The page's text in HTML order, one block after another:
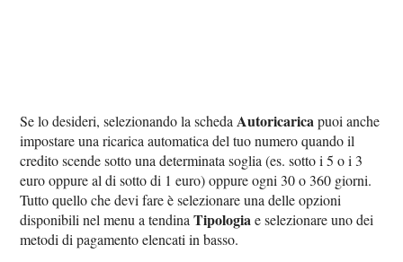
Se lo desideri, selezionando la scheda Autoricarica puoi anche
impostare una ricarica automatica del tuo numero quando il
credito scende sotto una determinata soglia (es. sotto i 5 o i 3
euro oppure al di sotto di 1 euro) oppure ogni 30 o 360 giorni.
Tutto quello che devi fare è selezionare una delle opzioni
disponibili nel menu a tendinaTipologia e selezionare uno dei
metodi di pagamento elencati in basso.